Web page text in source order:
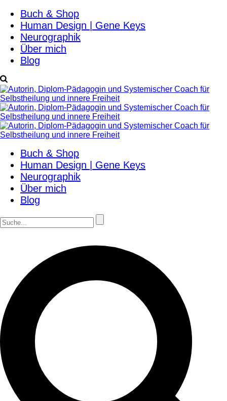
Buch & Shop
Human Design | Gene Keys
Neurographik
Über mich
Blog
Buch & Shop
Human Design | Gene Keys
Neurographik
Über mich
Blog